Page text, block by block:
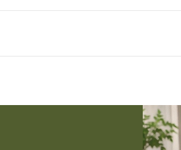
d'innover pour rendre votre quotidien
vous propose des produits haut de gamme,